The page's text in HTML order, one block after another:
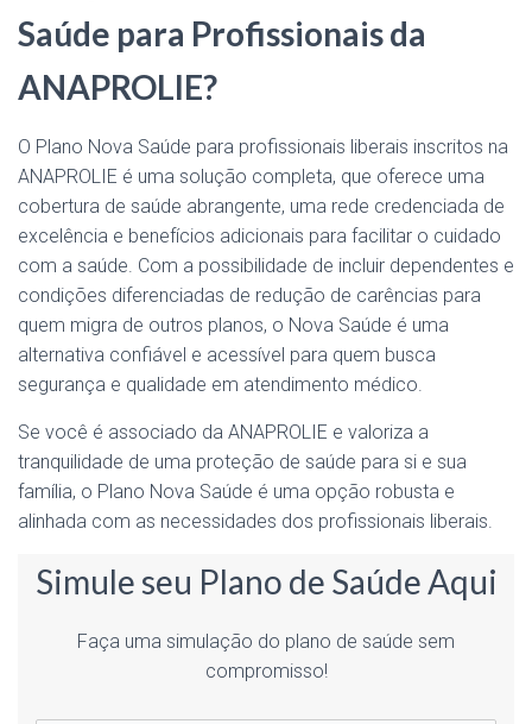
Saúde para Profissionais da
ANAPROLIE?
O Plano Nova Saúde para profissionais liberais inscritos na
ANAPROLIE é uma solução completa, que oferece uma
cobertura de saúde abrangente, uma rede credenciada de
excelência e benefícios adicionais para facilitar o cuidado
com a saúde. Com a possibilidade de incluir dependentes e
condições diferenciadas de redução de carências para
quem migra de outros planos, o Nova Saúde é uma
alternativa confiável e acessível para quem busca
segurança e qualidade em atendimento médico.
Se você é associado da ANAPROLIE e valoriza a
tranquilidade de uma proteção de saúde para si e sua
família, o Plano Nova Saúde é uma opção robusta e
alinhada com as necessidades dos profissionais liberais.
Simule seu Plano de Saúde Aqui
Faça uma simulação do plano de saúde sem
compromisso!